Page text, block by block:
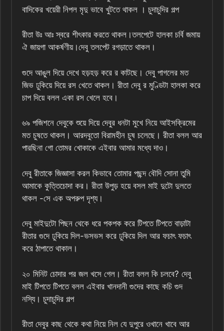
বাদিকের খয়েরী নিপল মৃদু ভাবে খুটতে থাকল । চুদাচুদির গল্প
রীতা উঃ আঃ স্বরে শীৎকার করতে থাকল।তলপেটে হালকা চর্বি জমায়
ঐ জায়গা আকর্ষণীয়।দেবু তলপেট রগড়াতে থাকল।
গুদে আঙুল দিয়ে দেখে হড়হড় করে র কাটছে। দেবু পাগলের মত
জিভ ঢুকিয়ে দিয়ে রস খেতে থাকল। রীতা দেবু র মুণ্ডিটা হালকা করে
চাপ দিয়ে বলল একা রস খেলে হবে।
৬৯ পজিশনে দেবুকে শুয়ে দিয়ে দেবুর ধনটা মুখে নিয়ে আইসক্রিমের
মত চুষতে থাকল। আরদবুতো বিরামহীন চুষ চলেছে। রীতা বলল আর
পারছিনা গো তোমর খোকাকে এইবার আমার মধ্যে দাও।
দেবু রীতাকে জিজ্ঞাসা করল কিভাবে তোমার পছন্দ বৌদি সোনা তুমি
আমাকে কুত্তিচোদা কর। রীতা উপুড় হয়ে বসল মাই দুটো দুলতে
থাকল -সে এক অপরুপ দৃশ্য।
দেবু মাইদুটো পিছন থেকে ধরে পকপক করে টিপতে টিপতে বাড়াটা
রীতার গুদে ঢুকিয়ে দিল-ভসভস করে ঢুকিয়ে দিল আর ফচাৎ ফচাৎ
করে ঠাপাতে থাকাল।
২০ মিনিট চোদার পর জল খসে গেল। রীতা বলল কি চলবে? দেবু
মাই টিপতে টিপতে বলল এইবার খানদানী গুদের কাছে কচি গুদ
নস্যি। চুদাচুদির গল্প
রীতা দেবুর কাছ থেকে কথা নিয়ে নিল যে দুপুরে ওখানে খাবে আর